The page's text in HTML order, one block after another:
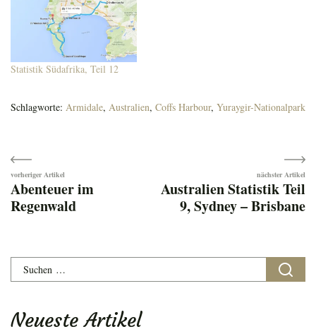
Statistik Südafrika, Teil 12
Schlagworte: Armidale, Australien, Coffs Harbour, Yuraygir-Nationalpark
Beitragsnavigation
Abenteuer im
Regenwald
Australien Statistik Teil
9, Sydney – Brisbane
Suchen
nach:
Neueste Artikel